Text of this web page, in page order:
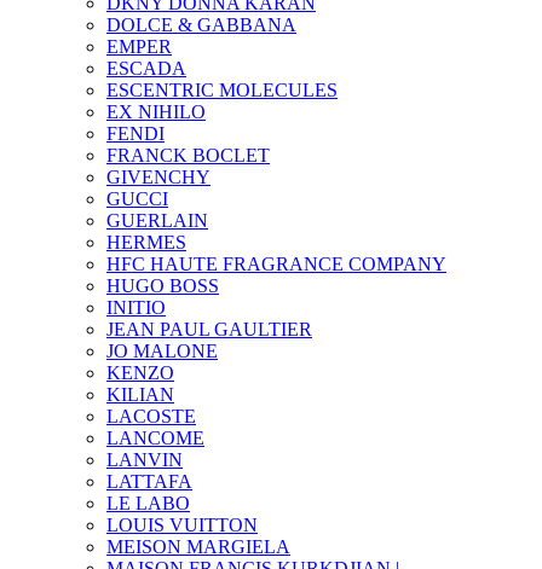
DOLCE & GABBANA
EMPER
ESCADA
ESCENTRIC MOLECULES
EX NIHILO
FENDI
FRANCK BOCLET
GIVENCHY
GUCCI
GUERLAIN
HERMES
HFC HAUTE FRAGRANCE COMPANY
HUGO BOSS
INITIO
JEAN PAUL GAULTIER
JO MALONE
KENZO
KILIAN
LACOSTE
LANCOME
LANVIN
LATTAFA
LE LABO
LOUIS VUITTON
MEISON MARGIELA